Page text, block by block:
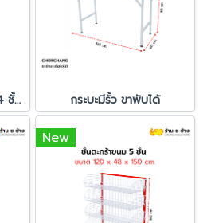
ชั้นวางตะกร้า/ตะกร้าขนม 4 ชั้น ขนาด 120 x 120 cm. กระบะมีรั้ว ขาพับได้
New